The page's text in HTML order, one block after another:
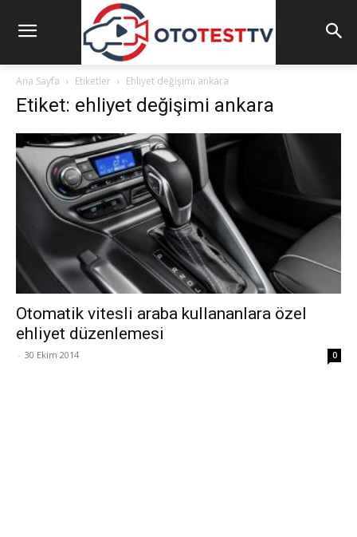
Ana Sayfa Etiketler Ehliyet değişimi ankara
Etiket: ehliyet değişimi ankara
Otomatik vitesli araba kullananlara özel
ehliyet düzenlemesi
- 30 Ekim 2014 0